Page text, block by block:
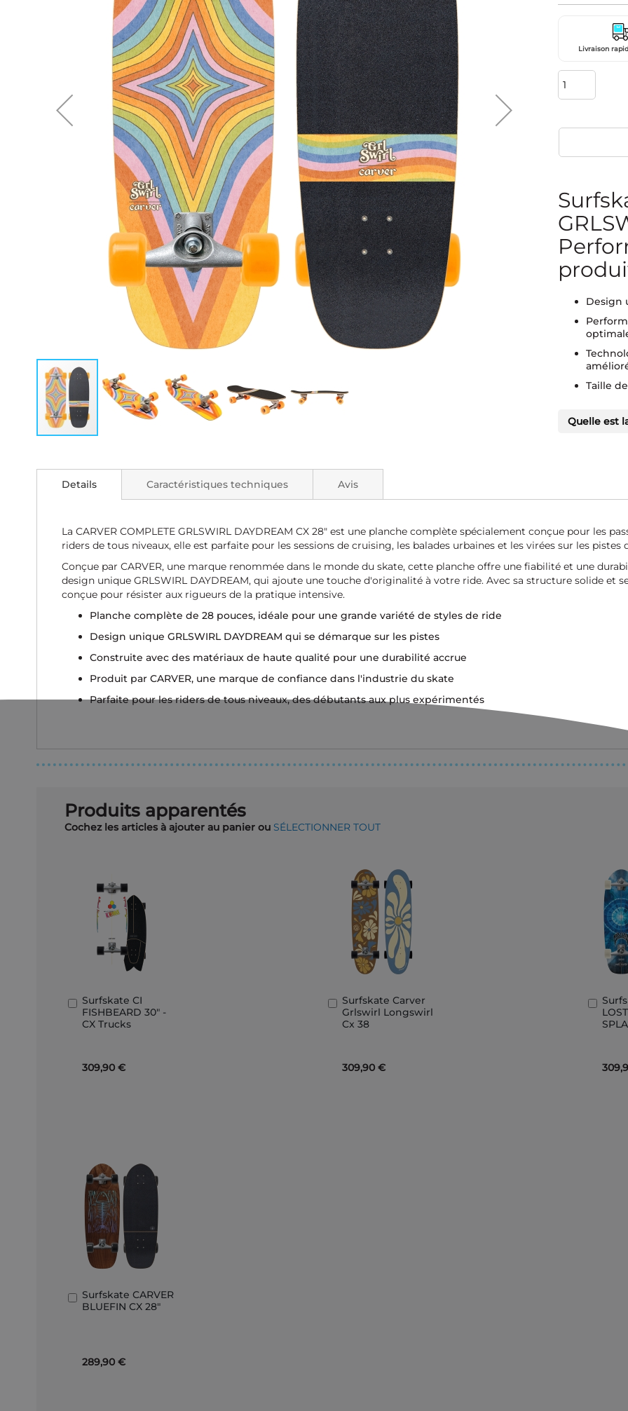
the
beginning
images
gallery
Livraison
Design
Taille
Quelle est
Details
La CARVER COMPLETE GRLSWIRL DAYDREAM CX 28" est une planche complète spécialement conçue pour les
riders de tous niveaux, elle est parfaite pour les sessions de cruising, les balades urbaines et les virées sur les pistes
Conçue par CARVER, une marque renommée dans le monde du skate, cette planche offre une fiabilité et une
design unique GRLSWIRL DAYDREAM, qui ajoute une touche d'originalité à votre ride. Avec sa structure solide et
conçue pour résister aux rigueurs de la pratique intensive.
Planche complète de 28 pouces, idéale pour une grande variété de styles de ride
Design unique GRLSWIRL DAYDREAM qui se démarque sur les pistes
Construite avec des matériaux de haute qualité pour une durabilité accrue
Produit par CARVER, une marque de confiance dans l'industrie du skate
Parfaite pour les riders de tous niveaux, des débutants aux plus expérimentés
Caractéristiques techniques Avis
Produits apparentés
Cochez les articles à ajouter au panier ou SÉLECTIONNER TOUT
Surfskate CI
FISHBEARD 30" -
CX Trucks
309,90 €
Ajouter
au
panier
Surfskate Carver
Grlswirl Longswirl
Cx 38
309,90 €
Ajouter
au
panier
au
Surfskate CARVER
BLUEFIN CX 28"
289,90 €
Ajouter
au